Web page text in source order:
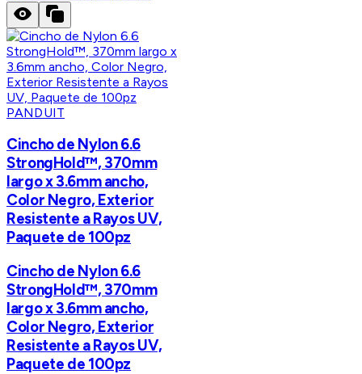
PANDUIT
Cincho de Nylon 6.6
StrongHold™, 370mm
largo x 3.6mm ancho,
Color Negro, Exterior
Resistente a Rayos UV,
Paquete de 100pz
Cincho de Nylon 6.6
StrongHold™, 370mm
largo x 3.6mm ancho,
Color Negro, Exterior
Resistente a Rayos UV,
Paquete de 100pz